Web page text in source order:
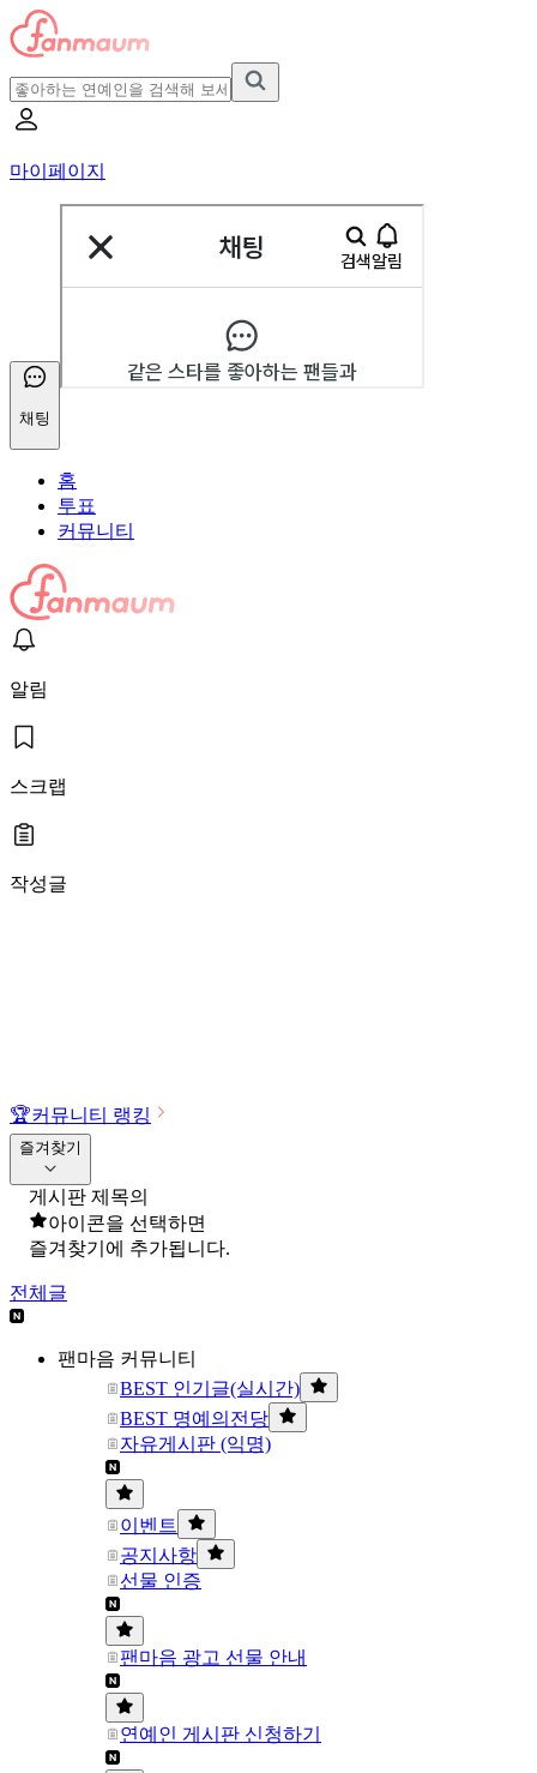
마이페이지
채팅
홈
투표
커뮤니티
알림
스크랩
작성글
🏆커뮤니티 랭킹
즐겨찾기
게시판 제목의
아이콘을 선택하면
즐겨찾기에 추가됩니다.
전체글
팬마음 커뮤니티
BEST 인기글(실시간)
BEST 명예의전당
자유게시판 (익명)
이벤트
공지사항
선물 인증
팬마음 광고 선물 안내
연예인 게시판 신청하기